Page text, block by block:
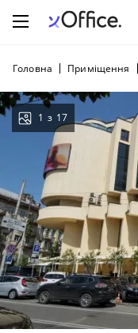
Головна Приміщення
1 з 17